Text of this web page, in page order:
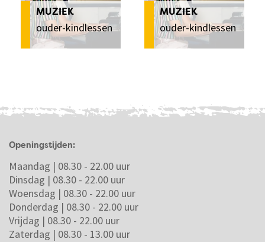
MUZIEK
ouder-kindlessen
MUZIEK
ouder-kindlessen
Openingstijden:
Maandag | 08.30 - 22.00 uur
Dinsdag | 08.30 - 22.00 uur
Woensdag | 08.30 - 22.00 uur
Donderdag | 08.30 - 22.00 uur
Vrijdag | 08.30 - 22.00 uur
Zaterdag | 08.30 - 13.00 uur